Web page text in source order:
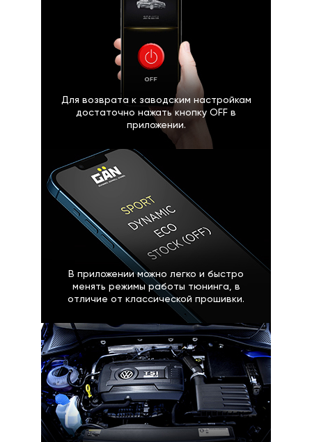
Для возврата к заводским настройкам
достаточно нажать кнопку OFF в
приложении.
В приложении можно легко и быстро
менять режимы работы тюнинга, в
отличие от классической прошивки.